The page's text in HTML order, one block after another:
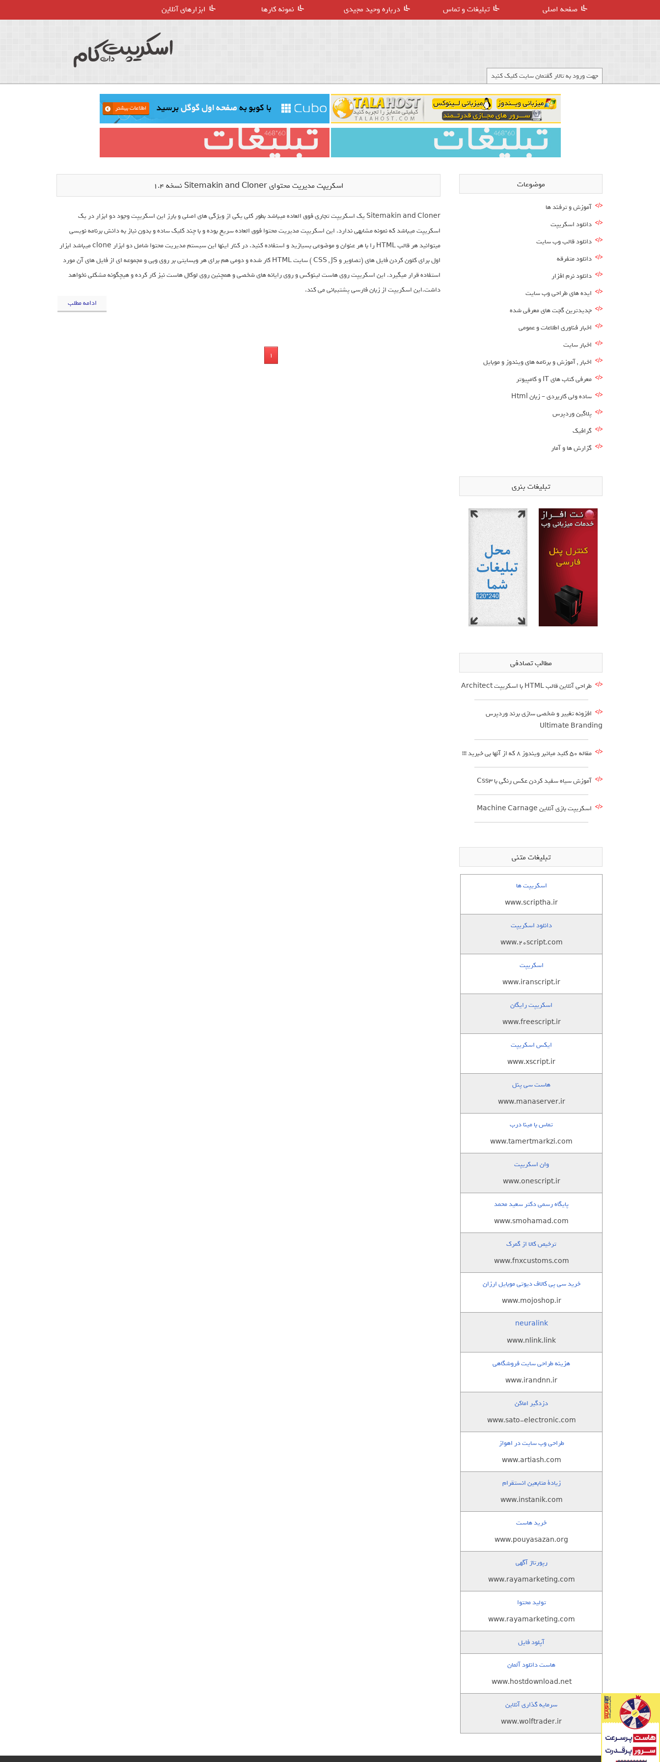
صفحه اصلی تبلیغات و تماس درباره وحید مجیدی نمونه کارها ابزارهای آنلاین
جهت ورود به تالار گفتمان سایت کلیک کنید
اسکریپت مدیریت محتوای Sitemakin and Cloner نسخه 1.4
Sitemakin and Cloner یک اسکریپت تجاری فوق العاده میباشد بطور کلی یکی از ویژگی های اصلی و بارز این اسکریپت وجود دو ابزار در یک
اسکریپت میباشد که نمونه مشابهی ندارد. این اسکریپت مدیریت محتوا فوق العاده سریع بوده و با چند کلیک ساده و بدون نیاز به دانش برنامه نویسی
میتوانید هر قالب HTML را با هر عنوان و موضوعی بسیازید و استفاده کنید. در کنار اینها این سیستم مدیریت محتوا شامل دو ابزار clone میباشد ابزار
اول برای کلون کردن فایل های (تصاویر و CSS , JS ) سایت HTML کار شده و دومی هم برای هر وبسایتی بر روی وبی و مجموعه ای از فایل های آن مورد
استفاده قرار میگیرد. این اسکریپت روی هاست لینوکس و روی رایانه های شخصی و همچنین روی لوکال هاست نیز کار کرده و هیچگونه مشکلی نخواهد
داشت.این اسکریپت از زبان فارسی پشتیبانی می کند.
ادامه مطلب
1
موضوعات
آموزش و ترفند ها
دانلود اسکریپت
دانلود قالب وب سایت
دانلود متفرقه
دانلود نرم افزار
ایده های طراحی وب سایت
جدیدترین گجت های معرفی شده
اخبار فناوری اطلاعات و عمومی
اخبار سایت
اخبار , آموزش و برنامه های ویندوز و موبایل
معرفی کتاب های IT و کامپیوتر
ساده ولی کاربردی – زبان Html
پلاگین وردپرس
گرافیک
گزارش ها و آمار
تبلیغات بنری
مطالب تصادفی
طراحی آنلاین قالب HTML با اسکریپت Architect
افزونه تغییر و شخصی سازی برند وردپرس
Ultimate Branding
مقاله 50 کلید میانبر ویندوز 8 که از آنها بی خبرید !!!
آموزش سیاه سفید کردن عکس رنگی با Css3
اسکریپت بازی آنلاین Machine Carnage
تبلیغات متنی
اسکریپت ها
www.scriptha.ir
دانلود اسکریپت
www.20script.com
اسکریپت
www.iranscript.ir
اسکریپت رایگان
www.freescript.ir
ایکس اسکریپت
www.xscript.ir
هاست سی پنل
www.manaserver.ir
تماس با مینا درب
www.tamertmarkzi.com
وان اسکریپت
www.onescript.ir
پایگاه رسمی دکتر سعید محمد
www.smohamad.com
ترخیص کالا از گمرک
www.fnxcustoms.com
خرید سی پی کالاف دیوتی موبایل ارزان
www.mojoshop.ir
neuralink
www.nlink.link
هزینه طراحی سایت فروشگاهی
www.irandnn.ir
دزدگیر اماکن
www.sato-electronic.com
طراحی وب سایت در اهواز
www.artiash.com
زيادة متابعين انستقرام
www.instanik.com
خرید هاست
www.pouyasazan.org
رپورتاژ آگهی
www.rayamarketing.com
تولید محتوا
www.rayamarketing.com
آپلود فایل
هاست دانلود آلمان
www.hostdownload.net
سرمایه گذاری آنلاین
www.wolftrader.ir